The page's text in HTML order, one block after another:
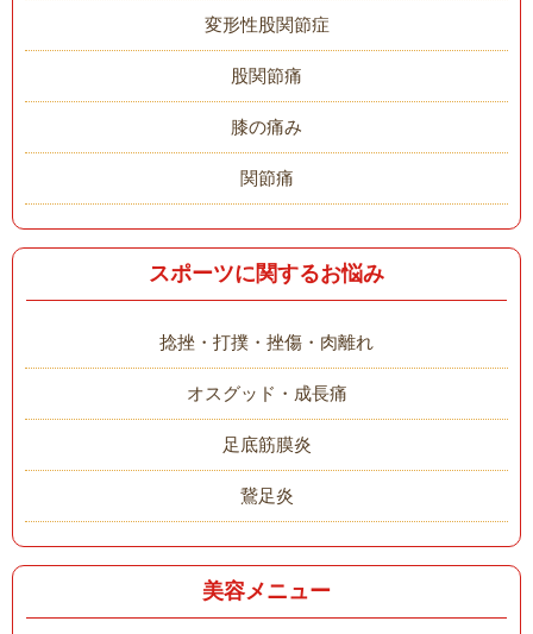
変形性股関節症
股関節痛
膝の痛み
関節痛
スポーツに関するお悩み
捻挫・打撲・挫傷・肉離れ
オスグッド・成長痛
足底筋膜炎
鵞足炎
美容メニュー